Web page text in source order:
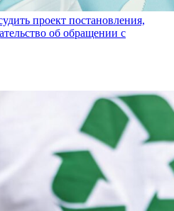
проект постановления,
об обращении с